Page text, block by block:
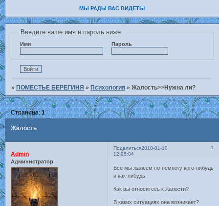
МЫ РАДЫ ВАС ВИДЕТЬ!
Введите ваше имя и пароль ниже
Имя Пароль
»ПОМЕСТЬЕ БЕРЕГИНЯ »Психология »Жалость>>Нужна ли?
Жалость
Страница:1
Поделиться 1
2010-01-10
12:25:04
Admin
Администратор
Все мы жалеем по-немногу кого-нибудь
и как-нибудь.
Как вы относитесь к жалости?
В каких ситуациях она возникает?